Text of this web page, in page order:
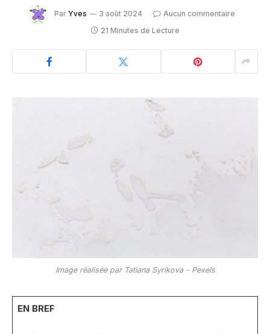
Par Yves 3 août 2024
Aucun commentaire
21 Minutes de Lecture
Image réalisée par Tatiana Syrikova - Pexels
EN BREF